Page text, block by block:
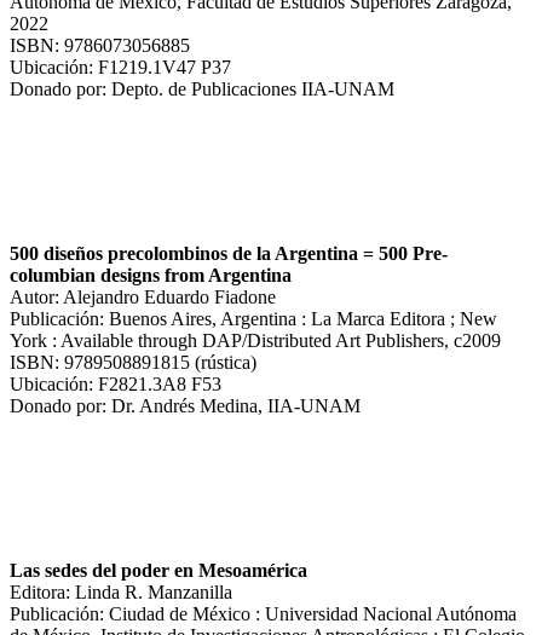
2022
ISBN: 9786073056885
Ubicación: F1219.1V47 P37
Donado por: Depto. de Publicaciones IIA-UNAM
500 diseños precolombinos de la Argentina = 500 Pre-
columbian designs from Argentina
Autor: Alejandro Eduardo Fiadone
Publicación: Buenos Aires, Argentina : La Marca Editora ; New
York : Available through DAP/Distributed Art Publishers, c2009
ISBN: 9789508891815 (rústica)
Ubicación: F2821.3A8 F53
Donado por: Dr. Andrés Medina, IIA-UNAM
Las sedes del poder en Mesoamérica
Editora: Linda R. Manzanilla
Publicación: Ciudad de México : Universidad Nacional Autónoma